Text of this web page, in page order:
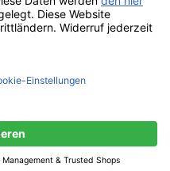
AGB
zzgl.Versandkosten
nicht anders angegeben.